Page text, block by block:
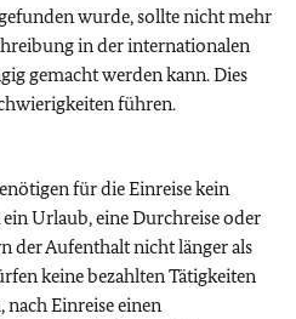
wurde, sollte nicht mehr
in der internationalen
gemacht werden kann. Dies
führen.
für die Einreise kein
Urlaub, eine Durchreise oder
der Aufenthalt nicht länger als
keine bezahlten Tätigkeiten
nach Einreise einen